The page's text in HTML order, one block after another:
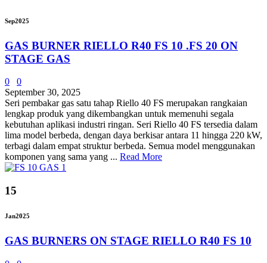
Sep2025
GAS BURNER RIELLO R40 FS 10 .FS 20 ON
STAGE GAS
0
0
September 30, 2025
Seri pembakar gas satu tahap Riello 40 FS merupakan rangkaian
lengkap produk yang dikembangkan untuk memenuhi segala
kebutuhan aplikasi industri ringan. Seri Riello 40 FS tersedia dalam
lima model berbeda, dengan daya berkisar antara 11 hingga 220 kW,
terbagi dalam empat struktur berbeda. Semua model menggunakan
komponen yang sama yang ... Read More
15
Jan2025
GAS BURNERS ON STAGE RIELLO R40 FS 10